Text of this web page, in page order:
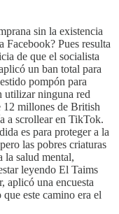
sin la existencia
Pues resulta
de que el socialista
un ban total para
pompón para
utilizar ninguna red
12 millones de British
a scrollear en TikTok.
es para proteger a la
las pobres criaturas
la salud mental,
leyendo El Taims
aplicó una encuesta
este camino era el